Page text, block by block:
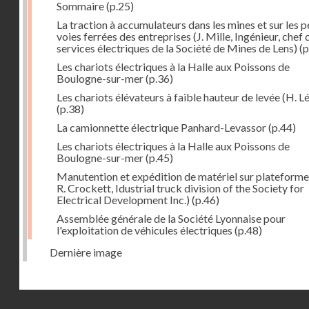
Sommaire(p.25)
La traction à accumulateurs dans les mines et sur les
voies ferrées des entreprises (J. Mille, Ingénieur, chef
services électriques de la Société de Mines de Lens)
Les chariots électriques à la Halle aux Poissons de
Boulogne-sur-mer(p.36)
Les chariots élévateurs à faible hauteur de levée (H.
(p.38)
La camionnette électrique Panhard-Levassor(p.44)
Les chariots électriques à la Halle aux Poissons de
Boulogne-sur-mer(p.45)
Manutention et expédition de matériel sur
R. Crockett, Idustrial truck division of the Society for
Electrical Development Inc.) (p.46)
Assemblée générale de la Société Lyonnaise pour
l'exploitation de véhicules électriques (p.48)
Dernière image